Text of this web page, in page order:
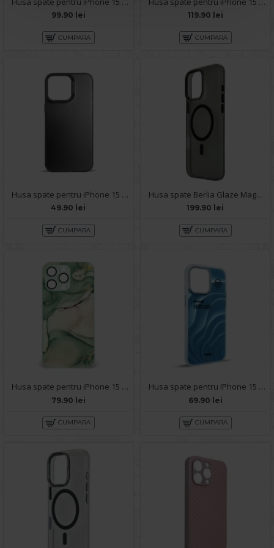
99.90 lei
CUMPARA
119.90 lei
CUMPARA
Husa spate pentru iPhone 15 Pro Max- Glace case Negru
49.90 lei
CUMPARA
Husa spate Berlia Glaze Magsafe pentru iPhone 15 Pro Max - Transparent/Negru
199.90 lei
CUMPARA
Husa spate pentru iPhone 15 Pro Max - Deli Case Turcoaz
79.90 lei
CUMPARA
Husa spate pentru IPhone 15 Pro Max- Dun case Albastru
69.90 lei
CUMPARA